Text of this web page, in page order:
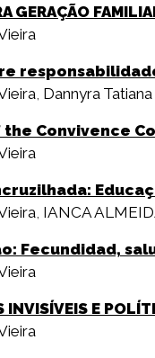
GERAÇÃO
, Dannyra
the Convivence
, IANCA
Fecundidad,
INVISÍVEIS E